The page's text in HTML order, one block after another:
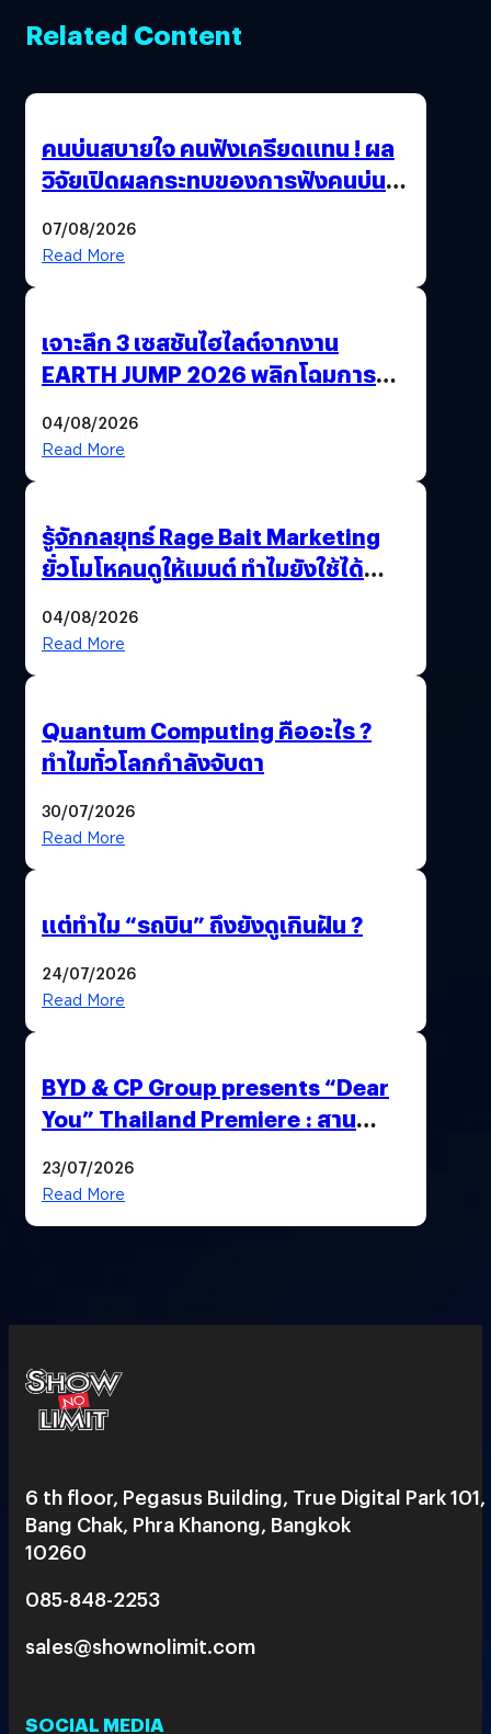
Related Content
คนบ่นสบายใจ คนฟังเครียดแทน ! ผล
วิจัยเปิดผลกระทบของการฟังคนบ่น
07/08/2026
Read More
เจาะลึก 3 เซสชันไฮไลต์จากงาน
EARTH JUMP 2026 พลิกโฉมการ
พลังงานของไทย
04/08/2026
Read More
รู้จักกลยุทธ์ Rage Bait Marketing
ยั่วโมโหคนดูให้เมนต์ ทำไมยังใช้ได้
04/08/2026
Read More
Quantum Computing คืออะไร ?
ทำไมทั่วโลกกำลังจับตา
30/07/2026
Read More
แต่ทำไม “รถบิน” ถึงยังดูเกินฝัน ?​
24/07/2026
Read More
BYD & CP Group presents “Dear
You” Thailand Premiere : สาน
23/07/2026
Read More
6 th floor, Pegasus Building, True Digital Park 101,
Bang Chak, Phra Khanong, Bangkok
10260
085-848-2253
sales@shownolimit.com
SOCIAL MEDIA